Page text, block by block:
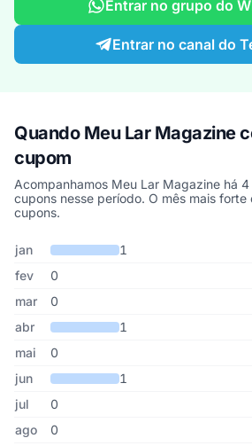
Entrar no grupo do
Entrar no canal do
Quando Meu Lar Magazine
cupom
Acompanhamos Meu Lar Magazine há
cupons nesse período. O mês mais forte
cupons.
Cupons de Meu Lar Magazine
Mês Cupons publicados
jan
1
fev
0
mar
0
abr
1
mai
0
jun
1
jul
0
ago
0